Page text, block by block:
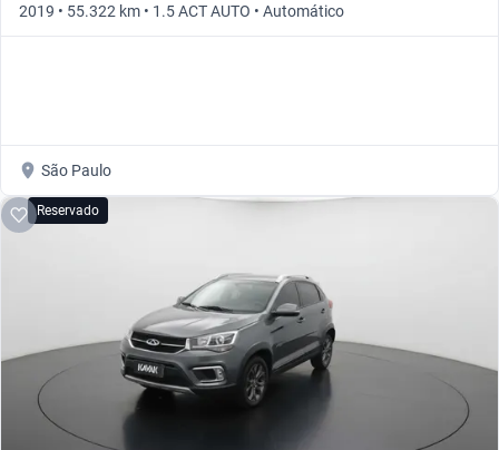
2019 • 55.322 km • 1.5 ACT AUTO • Automático
São Paulo
Reservado